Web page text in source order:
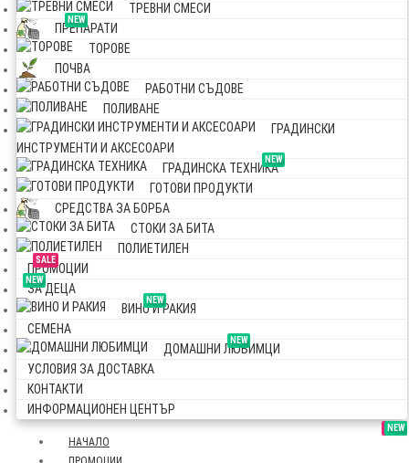
ТРЕВНИ СМЕСИ
NEW
ПРЕПАРАТИ
ТОРОВЕ
ПОЧВА
РАБОТНИ СЪДОВЕ
ПОЛИВАНЕ
ГРАДИНСКИ
ИНСТРУМЕНТИ И АКСЕСОАРИ
NEW
ГРАДИНСКА ТЕХНИКА
ГОТОВИ ПРОДУКТИ
СРЕДСТВА ЗА БОРБА
СТОКИ ЗА БИТА
ПОЛИЕТИЛЕН
SALE
ПРОМОЦИИ
NEW
ЗА ДЕЦА
NEW
ВИНО И РАКИЯ
СЕМЕНА
NEW
ДОМАШНИ ЛЮБИМЦИ
УСЛОВИЯ ЗА ДОСТАВКА
КОНТАКТИ
ИНФОРМАЦИОНЕН ЦЕНТЪР
НАЧАЛО
SALE
NEW